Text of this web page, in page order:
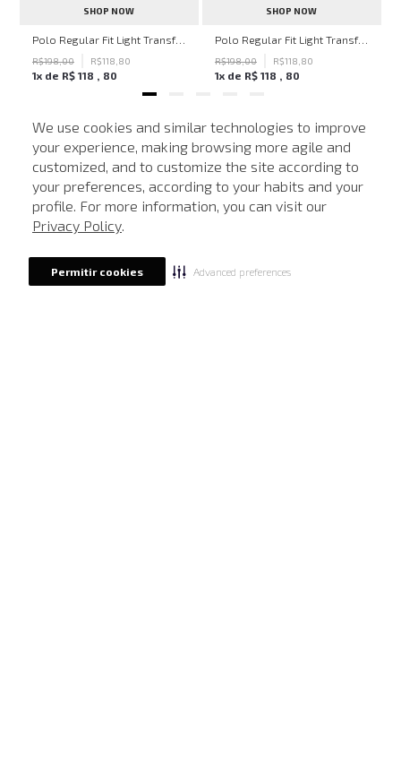
We use cookies and similar technologies to improve
your experience, making browsing more agile and
customized, and to customize the site according to
your preferences, according to your habits and your
profile. For more information, you can visit our
Privacy Policy.
Permitir cookies Advanced preferences
SHOP NOW
Polo Regular Fit Light Transfer Bege Médio John John Masculina
R$198,00 R$118 80
1x de R$ 118 80
SHOP NOW
Polo Regular Fit Light Transfer Verde Escuro John John Masculina
R$198,00 R$118 80
1x de R$ 118 80
NEWSLETTER
Cadastre seu e-mail para receber nossas novidades.
Eu li, estou ciente das condições de tratamento dos meus dados pessoais e forneço